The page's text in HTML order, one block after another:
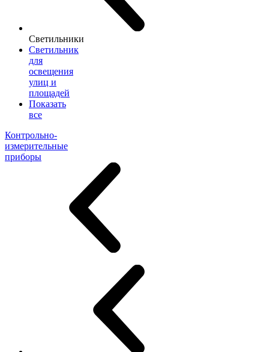
Светильники
Светильник
для
освещения
улиц и
площадей
Показать
все
Контрольно-
измерительные
приборы